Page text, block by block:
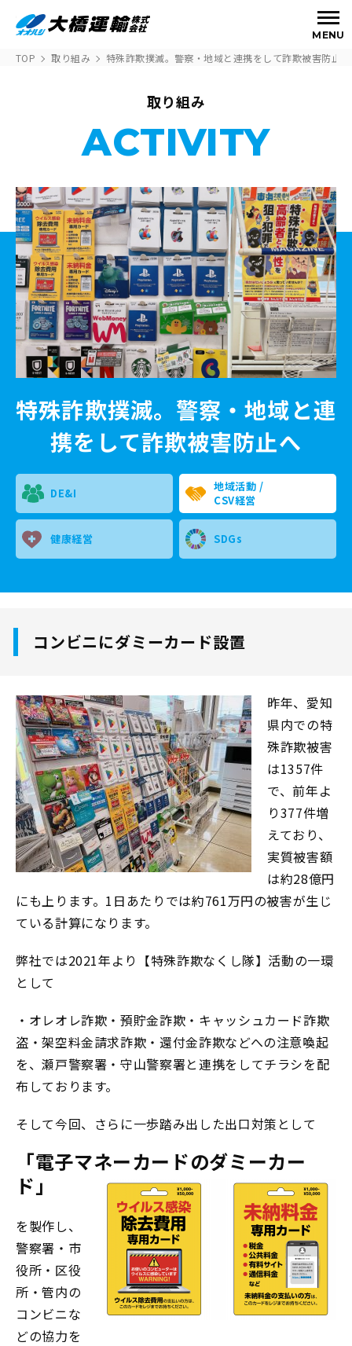
MENU
TOP 取り組み 特殊詐欺撲滅。警察・地域と連携をして詐欺被害防止へ
取り組み
ACTIVITY
特殊詐欺撲滅。警察・地域と連
携をして詐欺被害防止へ
DE&I
地域活動 /
CSV経営
健康経営 SDGs
コンビニにダミーカード設置
昨年、愛知
県内での特
殊詐欺被害
は1357件
で、前年よ
り377件増
えており、
実質被害額
は約28億円
にも上ります。1日あたりでは約761万円の被害が生じ
ている計算になります。
弊社では2021年より【特殊詐欺なくし隊】活動の一環
として
・オレオレ詐欺・預貯金詐欺・キャッシュカード詐欺
盗・架空料金請求詐欺・還付金詐欺などへの注意喚起
を、瀬戸警察署・守山警察署と連携をしてチラシを配
布しております。
そして今回、さらに一歩踏み出した出口対策として
「電子マネーカードのダミーカー
ド」
を製作し、
警察署・市
役所・区役
所・管内の
コンビニな
どの協力を